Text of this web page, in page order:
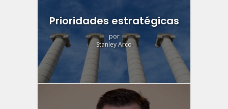
Prioridades estratégicas
por
Stanley Arco